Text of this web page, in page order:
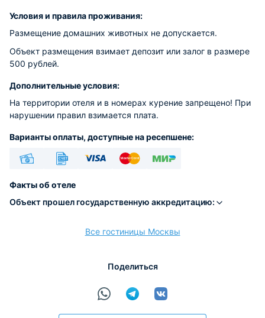
Условия и правила проживания:
Размещение домашних животных не допускается.
Объект размещения взимает депозит или залог в размере
500 рублей.
Дополнительные условия:
На территории отеля и в номерах курение запрещено! При
нарушении правил взимается плата.
Варианты оплаты, доступные на ресепшене:
Факты об отеле
Объект прошел государственную аккредитацию:
Все гостиницы Москвы
Поделиться